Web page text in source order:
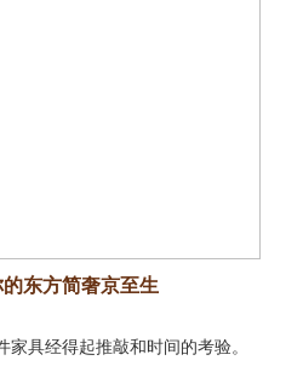
东方简奢京至生
具经得起推敲和时间的考验。